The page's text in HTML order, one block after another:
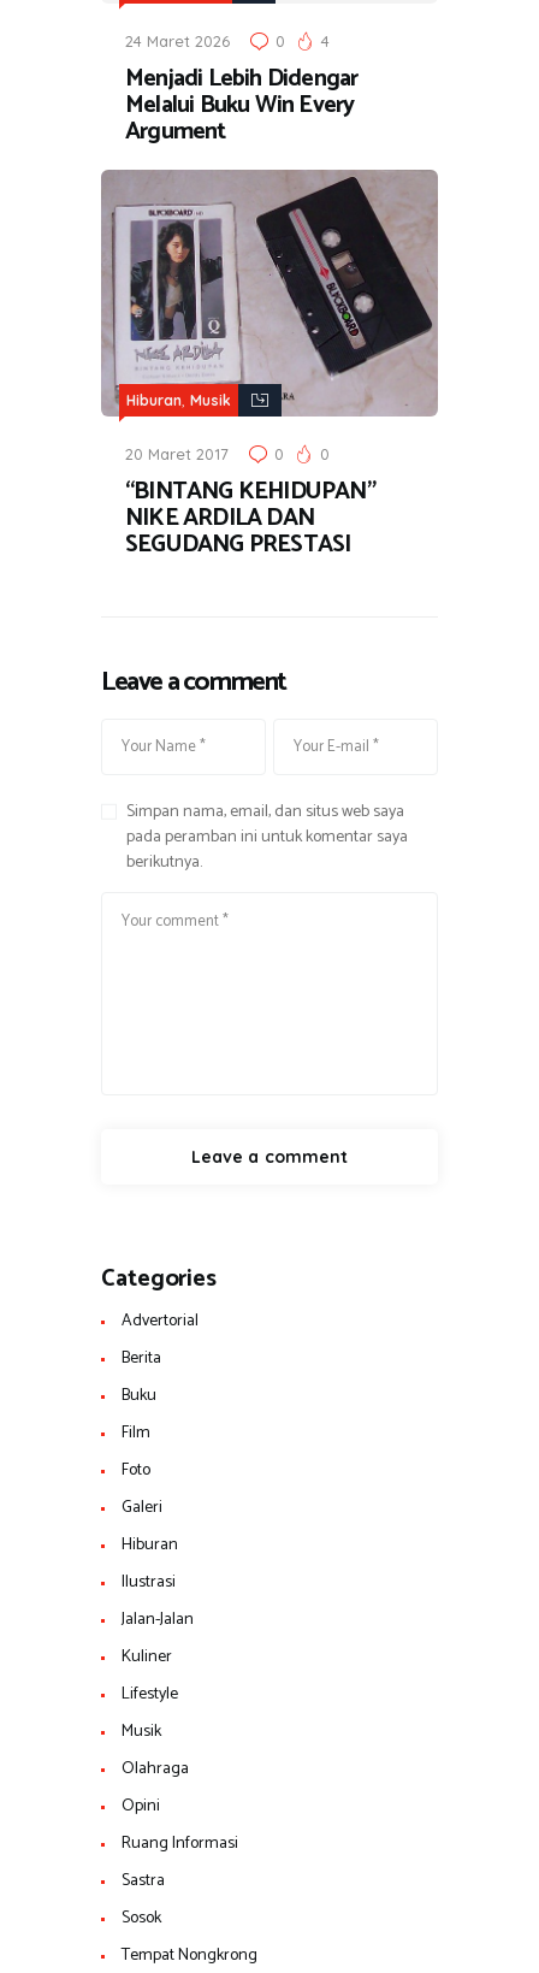
24 Maret 2026 0 4
Menjadi Lebih Didengar
Melalui Buku Win Every
Argument
Hiburan, Musik
20 Maret 2017 0 0
“BINTANG KEHIDUPAN”
NIKE ARDILA DAN
SEGUDANG PRESTASI
Leave a comment
Simpan nama, email, dan situs web saya
pada peramban ini untuk komentar saya
berikutnya.
Categories
Advertorial
Berita
Buku
Film
Foto
Galeri
Hiburan
Ilustrasi
Jalan-Jalan
Kuliner
Lifestyle
Musik
Olahraga
Opini
Ruang Informasi
Sastra
Sosok
Tempat Nongkrong